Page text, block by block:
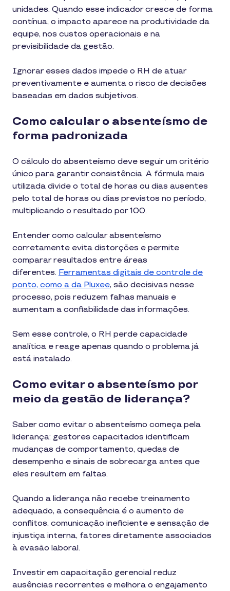
unidades. Quando esse indicador cresce de forma
contínua, o impacto aparece na produtividade da
equipe, nos custos operacionais e na
previsibilidade da gestão.
Ignorar esses dados impede o RH de atuar
preventivamente e aumenta o risco de decisões
baseadas em dados subjetivos.
Como calcular o absenteísmo de
forma padronizada
O cálculo do absenteísmo deve seguir um critério
único para garantir consistência. A fórmula mais
utilizada divide o total de horas ou dias ausentes
pelo total de horas ou dias previstos no período,
multiplicando o resultado por 100.
Entender como calcular absenteísmo
corretamente evita distorções e permite
comparar resultados entre áreas
diferentes. Ferramentas digitais de controle de
ponto, como a da Pluxee, são decisivas nesse
processo, pois reduzem falhas manuais e
aumentam a confiabilidade das informações.
Sem esse controle, o RH perde capacidade
analítica e reage apenas quando o problema já
está instalado.
Como evitar o absenteísmo por
meio da gestão de liderança?
Saber como evitar o absenteísmo começa pela
liderança: gestores capacitados identificam
mudanças de comportamento, quedas de
desempenho e sinais de sobrecarga antes que
eles resultem em faltas.
Quando a liderança não recebe treinamento
adequado, a consequência é o aumento de
conflitos, comunicação ineficiente e sensação de
injustiça interna, fatores diretamente associados
à evasão laboral.
Investir em capacitação gerencial reduz
ausências recorrentes e melhora o engajamento